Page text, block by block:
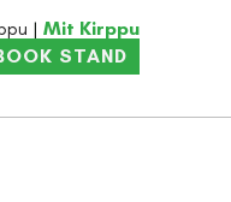
Mit Kirppu
STAND